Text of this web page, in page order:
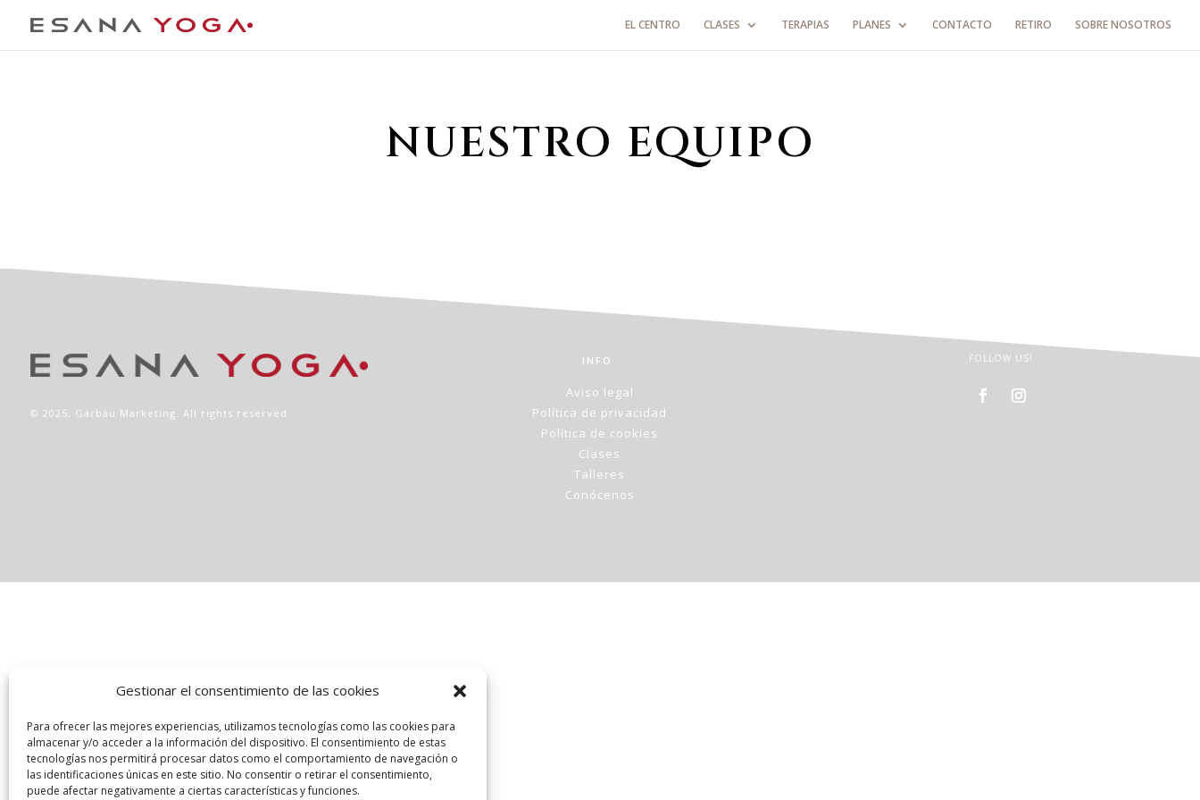
Gestionar el consentimiento de las cookies
Para ofrecer las mejores experiencias, utilizamos tecnologías como las cookies para
almacenar y/o acceder a la información del dispositivo. El consentimiento de estas
tecnologías nos permitirá procesar datos como el comportamiento de navegación o
las identificaciones únicas en este sitio. No consentir o retirar el consentimiento,
puede afectar negativamente a ciertas características y funciones.
EL CENTRO CLASES TERAPIAS PLANES CONTACTO RETIRO SOBRE NOSOTROS
NUESTRO EQUIPO
© 2025, Garbau Marketing . All rights reserved.
INFO
Aviso legal
Política de privacidad
Política de cookies
Clases
Talleres
Conócenos
FOLLOW US!